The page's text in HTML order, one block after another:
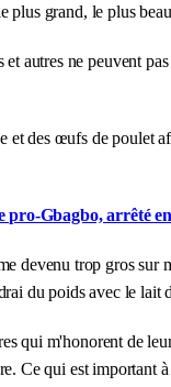
plus grand, le plus
autres ne peuvent
et des œufs de poulet
pro-Gbagbo, arrêté
devenu trop gros sur
du poids avec le lait
qui m'honorent de
Ce qui est important